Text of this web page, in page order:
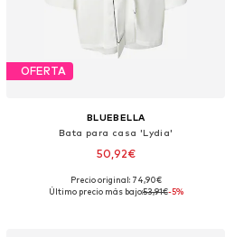
OFERTA
BLUEBELLA
Bata para casa 'Lydia'
50,92€
Tallas disponibles: S, M, L, XL
Precio original: 74,90€
Último precio más bajo:53,91€-5%